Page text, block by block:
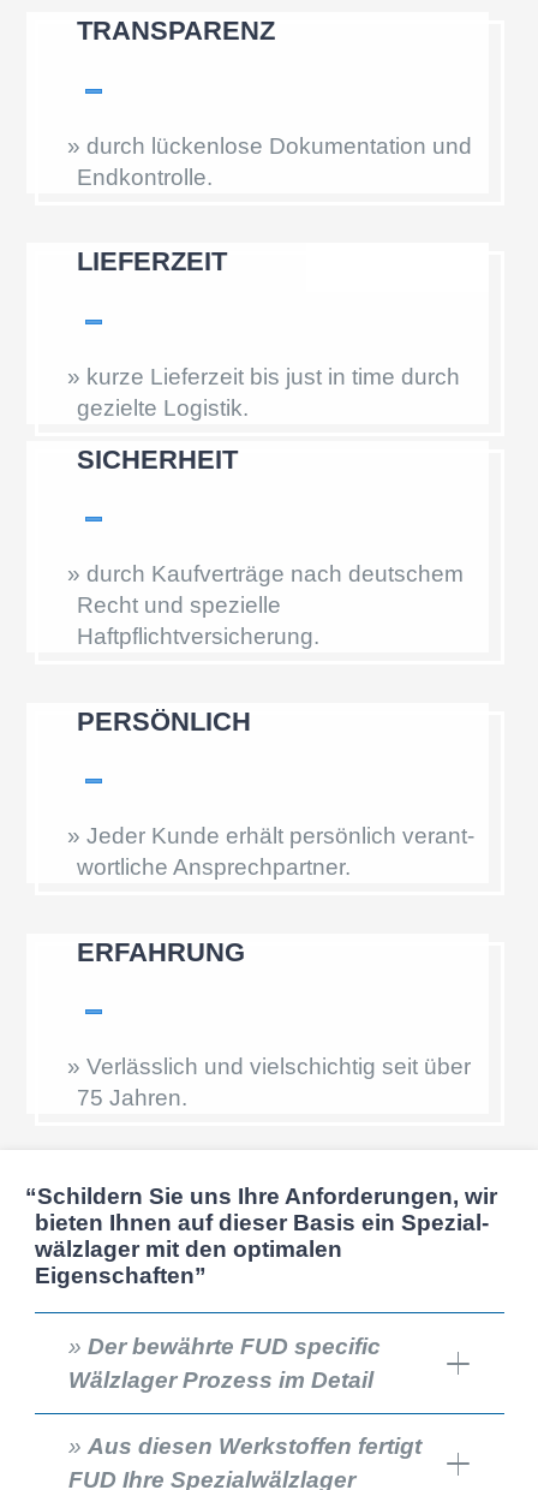
TRANS­PA­RENZ
» durch lücken­lose Dokumen­ta­tion und
Endkontrolle.
LIEFER­ZEIT
» kurze Liefer­zeit bis just in time durch
gezielte Logistik.
SICHER­HEIT
» durch Kaufver­träge nach deutschem
Recht und spezi­elle
Haftpflichtversicherung.
PERSÖN­LICH
» Jeder Kunde erhält persön­lich verant­
wort­li­che Ansprechpartner.
ERFAH­RUNG
» Verläss­lich und vielschich­tig seit über
75 Jahren.
“Schil­dern Sie uns Ihre Anfor­de­run­gen, wir
bieten Ihnen auf dieser Basis ein Spezi­al­
wälz­la­ger mit den optima­len
Eigenschaften”
» Der bewährte FUD specific
Wälzlager Prozess im Detail
» Aus diesen Werkstoffen fertigt
FUD Ihre Spezialwälzlager